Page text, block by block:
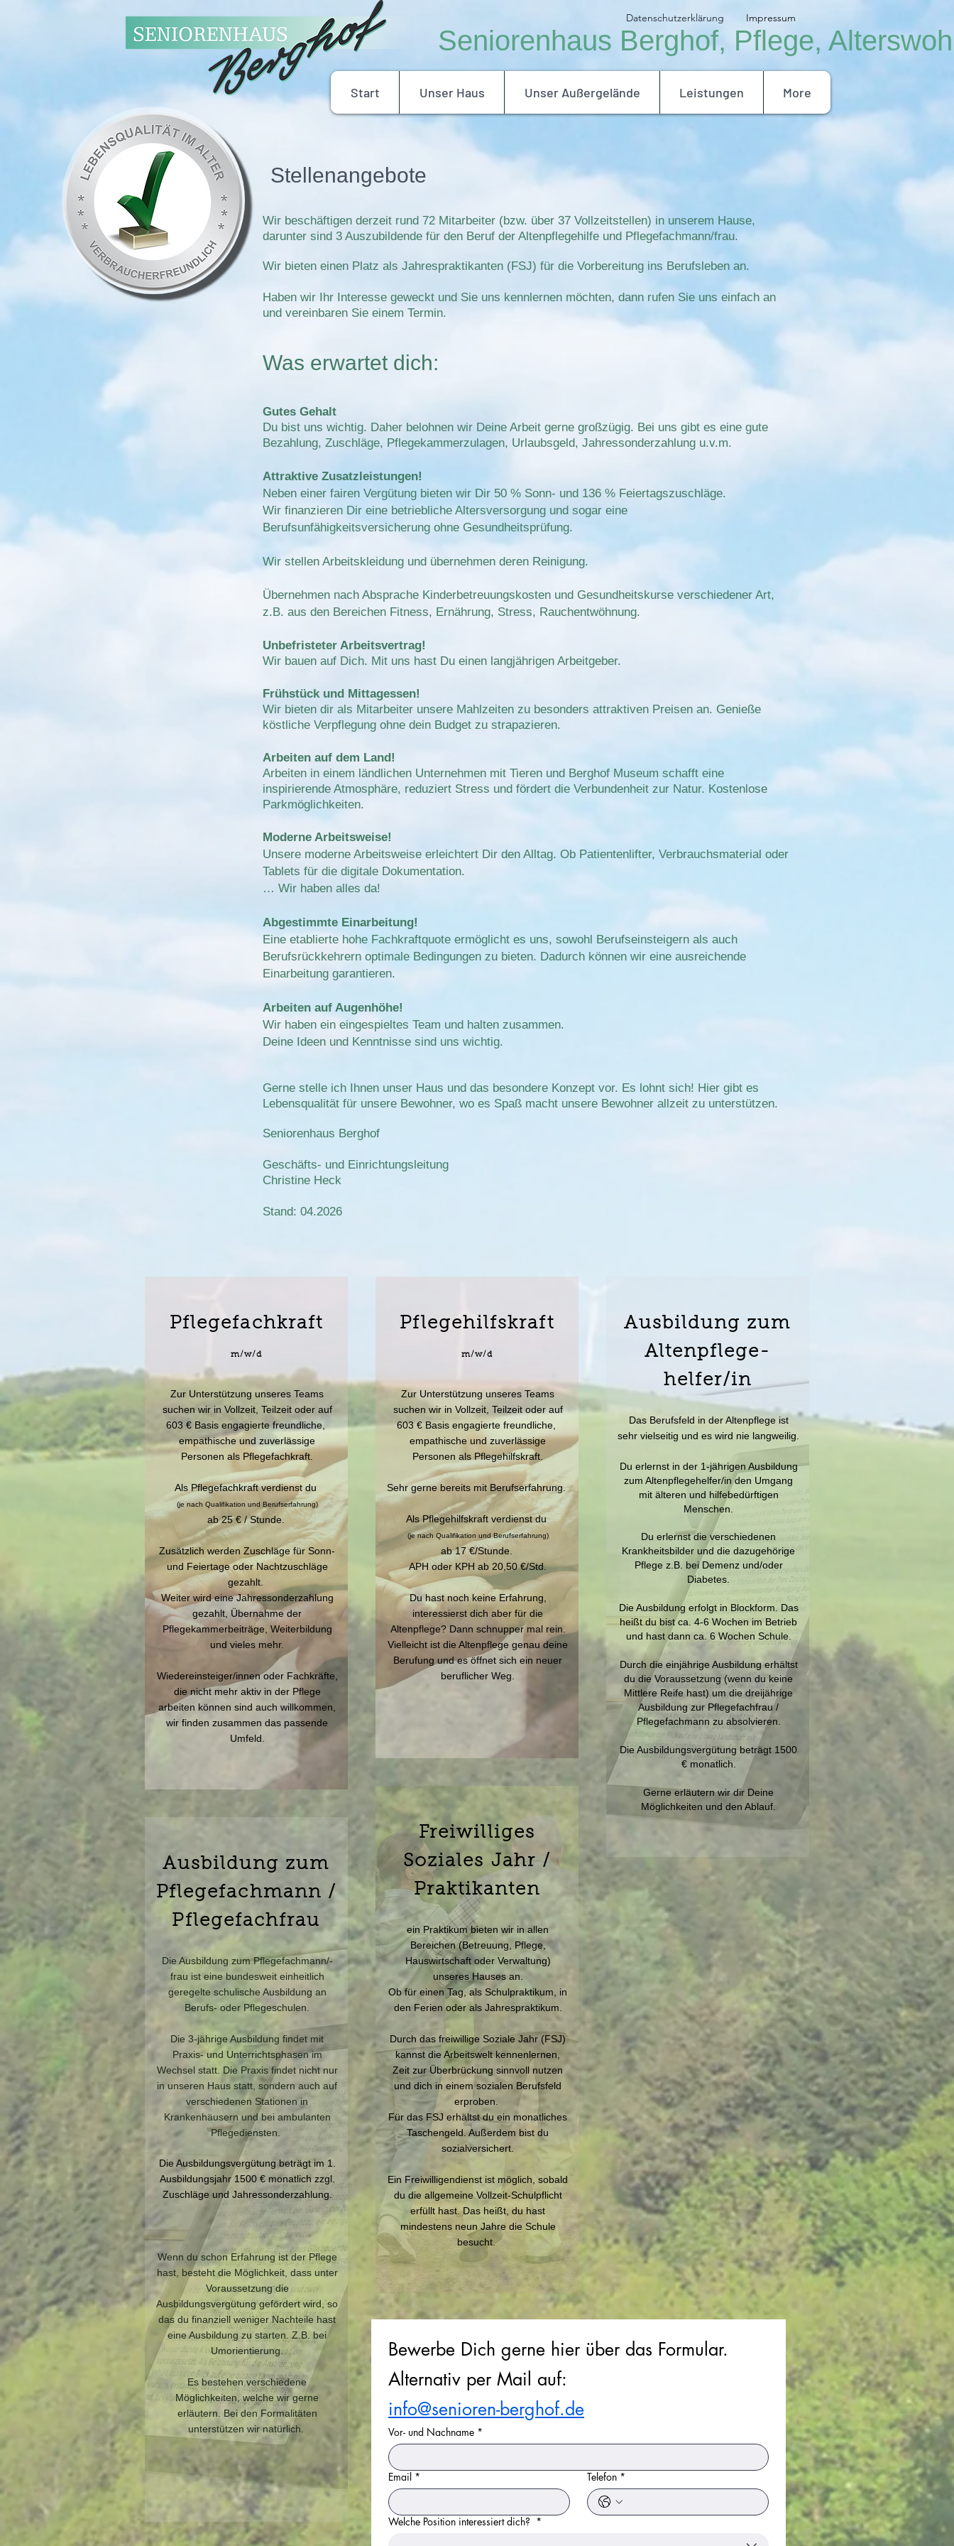
Seniorenhaus Berghof, Pflege,
Start Unser Haus Unser Außergelände Leistungen More
Impressum
Datenschutzerklärung
Stellenangebote
Wir beschäftigen derzeit rund 72 Mitarbeiter (bzw. über 37 Vollzeitstellen) in unserem Hause,
darunter sind 3 Auszubildende für den Beruf der Altenpflegehilfe und Pflegefachmann/frau.
Wir bieten einen Platz als Jahrespraktikanten (FSJ) für die Vorbereitung ins Berufsleben an.
Haben wir Ihr Interesse geweckt und Sie uns kennlernen möchten, dann rufen Sie uns einfach an
und vereinbaren Sie einem Termin.
Was erwartet dich:
Gutes Gehalt
Du bist uns wichtig. Daher belohnen wir Deine Arbeit gerne großzügig. Bei uns gibt es eine gute
Bezahlung, Zuschläge, Pflegekammerzulagen, Urlaubsgeld, Jahressonderzahlung u.v.m.
Attraktive Zusatzleistungen!
Neben einer fairen Vergütung bieten wir Dir 50 % Sonn- und 136 % Feiertagszuschläge.
Wir finanzieren Dir eine betriebliche Altersversorgung und sogar eine
Berufsunfähigkeitsversicherung ohne Gesundheitsprüfung.
Wir stellen Arbeitskleidung und übernehmen deren Reinigung.
Übernehmen nach Absprache Kinderbetreuungskosten und Gesundheitskurse verschiedener Art,
z.B. aus den Bereichen Fitness, Ernährung, Stress, Rauchentwöhnung.
Unbefristeter Arbeitsvertrag!
Wir bauen auf Dich. Mit uns hast Du einen langjährigen Arbeitgeber.
Frühstück und Mittagessen!
Wir bieten dir als Mitarbeiter unsere Mahlzeiten zu besonders attraktiven Preisen an. Genieße
köstliche Verpflegung ohne dein Budget zu strapazieren.
Arbeiten auf dem Land!
Arbeiten in einem ländlichen Unternehmen mit Tieren und Berghof Museum schafft eine
inspirierende Atmosphäre, reduziert Stress und fördert die Verbundenheit zur Natur. Kostenlose
Parkmöglichkeiten.
Moderne Arbeitsweise!
Unsere moderne Arbeitsweise erleichtert Dir den Alltag. Ob Patientenlifter, Verbrauchsmaterial oder
Tablets für die digitale Dokumentation.
… Wir haben alles da!
Abgestimmte Einarbeitung!
Eine etablierte hohe Fachkraftquote ermöglicht es uns, sowohl Berufseinsteigern als auch
Berufsrückkehrern optimale Bedingungen zu bieten. Dadurch können wir eine ausreichende
Einarbeitung garantieren.
Arbeiten auf Augenhöhe!
Wir haben ein eingespieltes Team und halten zusammen.
Deine Ideen und Kenntnisse sind uns wichtig.
Gerne stelle ich Ihnen unser Haus und das besondere Konzept vor. Es lohnt sich! Hier gibt es
Lebensqualität für unsere Bewohner, wo es Spaß macht unsere Bewohner allzeit zu unterstützen.
Seniorenhaus Berghof
Geschäfts- und Einrichtungsleitung
Christine Heck
Stand: 04.2026
Pflegefachkraft
m/w/d
Zur Unterstützung unseres Teams
suchen wir in Vollzeit, Teilzeit oder auf
603 € Basis engagierte freundliche,
empathische und zuverlässige
Personen als Pflegefachkraft.
Als Pflegefachkraft verdienst du
(je nach Qualifikation und Berufserfahrung)
ab 25 € / Stunde.
Zusätzlich werden Zuschläge für Sonn-
und Feiertage oder Nachtzuschläge
gezahlt.
Weiter wird eine Jahressonderzahlung
gezahlt, Übernahme der
Pflegekammerbeiträge, Weiterbildung
und vieles mehr.
Wiedereinsteiger/innen oder Fachkräfte,
die nicht mehr aktiv in der Pflege
arbeiten können sind auch willkommen,
wir finden zusammen das passende
Umfeld.
Ausbildung zum
Pflegefachmann /
Pflegefachfrau
Die Ausbildung zum Pflegefachmann/-
frau ist eine bundesweit einheitlich
geregelte schulische Ausbildung an
Berufs- oder Pflegeschulen.
Die 3-jährige Ausbildung findet mit
Praxis- und Unterrichtsphasen im
Wechsel statt. Die Praxis findet nicht nur
in unseren Haus statt, sondern auch auf
verschiedenen Stationen in
Krankenhäusern und bei ambulanten
Pflegediensten.
Die Ausbildungsvergütung beträgt im 1.
Ausbildungsjahr 1500 € monatlich zzgl.
Zuschläge und Jahressonderzahlung.
Wenn du schon Erfahrung ist der Pflege
hast, besteht die Möglichkeit, dass unter
Voraussetzung die
Ausbildungsvergütung gefördert wird, so
das du finanziell weniger Nachteile hast
eine Ausbildung zu starten. Z.B. bei
Umorientierung.
Es bestehen verschiedene
Möglichkeiten, welche wir gerne
erläutern. Bei den Formalitäten
unterstützen wir natürlich.
Pflegehilfskraft
m/w/d
Zur Unterstützung unseres Teams
suchen wir in Vollzeit, Teilzeit oder auf
603 € Basis engagierte freundliche,
empathische und zuverlässige
Personen als Pflegehilfskraft.
Sehr gerne bereits mit Berufserfahrung.
Als Pflegehilfskraft verdienst du
(je nach Qualifikation und Berufserfahrung)
ab 17 €/Stunde.
APH oder KPH ab 20,50 €/Std.
Du hast noch keine Erfahrung,
interessierst dich aber für die
Altenpflege? Dann schnupper mal rein.
Vielleicht ist die Altenpflege genau deine
Berufung und es öffnet sich ein neuer
beruflicher Weg.
Freiwilliges
Soziales Jahr /
Praktikanten
ein Praktikum bieten wir in allen
Bereichen (Betreuung, Pflege,
Hauswirtschaft oder Verwaltung)
unseres Hauses an.
Ob für einen Tag, als Schulpraktikum, in
den Ferien oder als Jahrespraktikum.
Durch das freiwillige Soziale Jahr (FSJ)
kannst die Arbeitswelt kennenlernen,
Zeit zur Überbrückung sinnvoll nutzen
und dich in einem sozialen Berufsfeld
erproben.
Für das FSJ erhältst du ein monatliches
Taschengeld. Außerdem bist du
sozialversichert.
Ein Freiwilligendienst ist möglich, sobald
du die allgemeine Vollzeit-Schulpflicht
erfüllt hast. Das heißt, du hast
mindestens neun Jahre die Schule
besucht.
Ausbildung zum
Altenpflege-
helfer/in
Das Berufsfeld in der Altenpflege ist
sehr vielseitig und es wird nie langweilig.
Du erlernst in der 1-jährigen Ausbildung
zum Altenpflegehelfer/in den Umgang
mit älteren und hilfebedürftigen
Menschen.
Du erlernst die verschiedenen
Krankheitsbilder und die dazugehörige
Pflege z.B. bei Demenz und/oder
Diabetes.
Die Ausbildung erfolgt in Blockform. Das
heißt du bist ca. 4-6 Wochen im Betrieb
und hast dann ca. 6 Wochen Schule.
Durch die einjährige Ausbildung erhältst
du die Voraussetzung (wenn du keine
Mittlere Reife hast) um die dreijährige
Ausbildung zur Pflegefachfrau /
Pflegefachmann zu absolvieren.
Die Ausbildungsvergütung beträgt 1500
€ monatlich.
Gerne erläutern wir dir Deine
Möglichkeiten und den Ablauf.
Bewerbe Dich gerne hier über das Formular.
info@senioren-berghof.de
Vor- und Nachname *
Email * Telefon *
Welche Position interessiert dich? *